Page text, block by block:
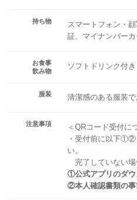
持ち物
スマートフォン・
証、マイナンバーカ
お食事
飲み物
ソフトドリンク付き
服装 清潔感のある服装で
注意事項
＜QRコード受付に
・受付前に以下①②
い。
完了していない場
①公式アプリのダ
②本人確認書類の事